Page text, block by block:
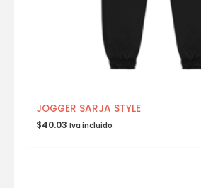
JOGGER SARJA STYLE
$40.03 Iva incluido